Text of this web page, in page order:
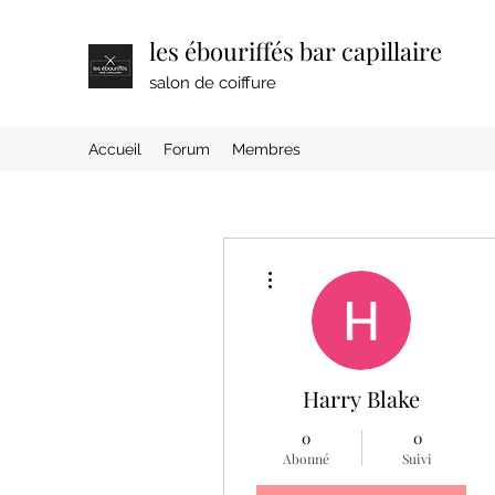
les ébouriffés bar capillaire
salon de coiffure
Accueil Forum Membres
Harry Blake
0
Abonné
0
Suivi